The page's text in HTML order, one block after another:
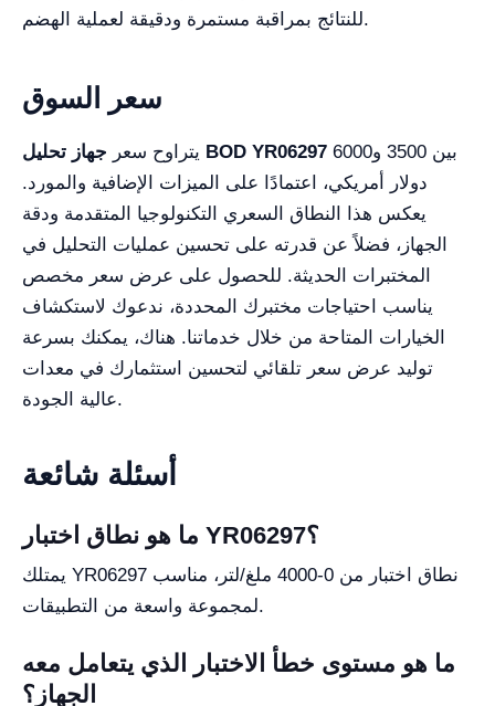
للنتائج بمراقبة مستمرة ودقيقة لعملية الهضم.
سعر السوق
يتراوح سعر جهاز تحليل BOD YR06297
دولار أمريكي، اعتمادًا على الميزات الإضافية والمورد.
يعكس هذا النطاق السعري التكنولوجيا المتقدمة ودقة
الجهاز، فضلاً عن قدرته على تحسين عمليات التحليل في
المختبرات الحديثة. للحصول على عرض سعر مخصص
يناسب احتياجات مختبرك المحددة، ندعوك لاستكشاف
الخيارات المتاحة من خلال خدماتنا. هناك، يمكنك بسرعة
توليد عرض سعر تلقائي لتحسين استثمارك في معدات
عالية الجودة.
أسئلة شائعة
ما هو نطاق اختبار YR06297؟
يمتلك YR06297 نطاق اختبار من 0-4000 ملغ/لتر، مناسب
لمجموعة واسعة من التطبيقات.
ما هو مستوى خطأ الاختبار الذي يتعامل معه
الجهاز؟